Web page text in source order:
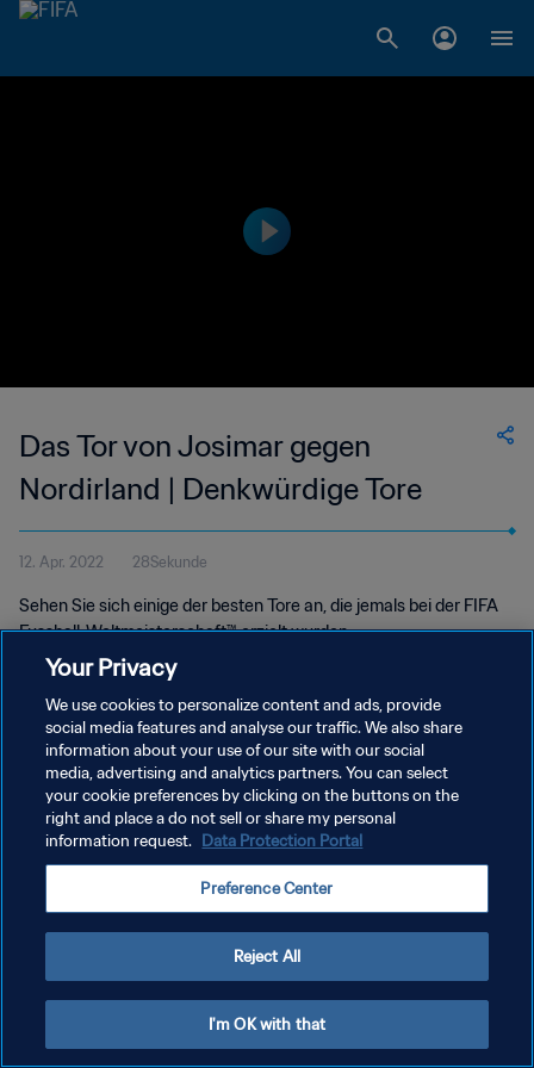
Das Tor von Josimar gegen
Nordirland | Denkwürdige Tore
12. Apr. 2022 28Sekunde
Sehen Sie sich einige der besten Tore an, die jemals bei der FIFA
Fussball-Weltmeisterschaft™ erzielt wurden.
DATENSCHUTZ
NUTZUNGSBEDINGUNGEN
COOKIE-EINSTELLUNGEN VERWALTEN
Your Privacy
We use cookies to personalize content and ads, provide
social media features and analyse our traffic. We also share
information about your use of our site with our social
media, advertising and analytics partners. You can select
your cookie preferences by clicking on the buttons on the
right and place a do not sell or share my personal
information request. Data Protection Portal
Preference Center
Reject All
I'm OK with that